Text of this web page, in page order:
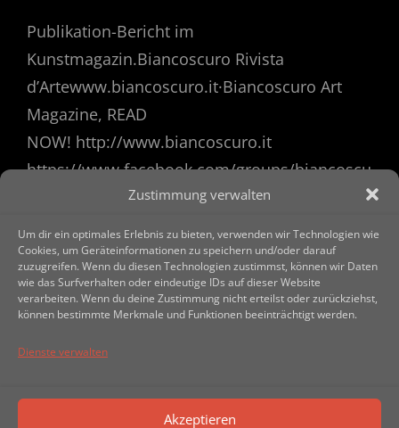
Zustimmung verwalten
Um dir ein optimales Erlebnis zu bieten, verwenden wir Technologien wie
Cookies, um Geräteinformationen zu speichern und/oder darauf
zuzugreifen. Wenn du diesen Technologien zustimmst, können wir Daten
wie das Surfverhalten oder eindeutige IDs auf dieser Website
verarbeiten. Wenn du deine Zustimmung nicht erteilst oder zurückziehst,
können bestimmte Merkmale und Funktionen beeinträchtigt werden.
Dienste verwalten
Akzeptieren
Publikation-Bericht im
Kunstmagazin.Biancoscuro Rivista
d’Artewww.biancoscuro.it·Biancoscuro Art
Magazine, READ
NOW! http://www.biancoscuro.it
https://www.facebook.com/groups/biancoscu
ro www.ulrichhmwolf.de